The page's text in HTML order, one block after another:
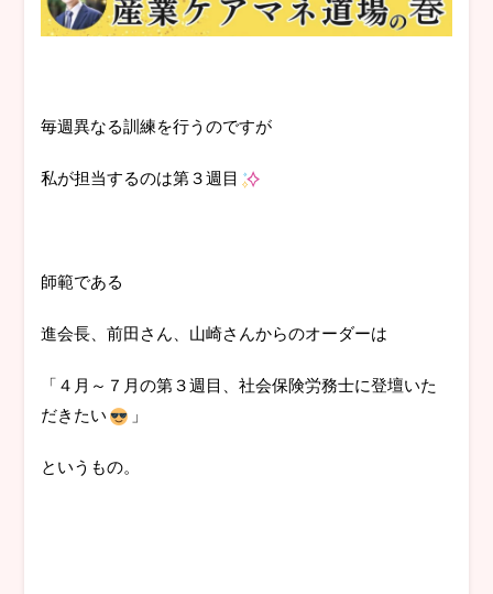
毎週異なる訓練を行うのですが
私が担当するのは第３週目
師範である
進会長、前田さん、山崎さんからのオーダーは
「４月～７月の第３週目、社会保険労務士に登壇いた
だきたい
」
というもの。